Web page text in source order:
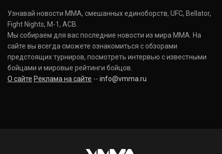
Узнавай новости ММА, смешанных единоборств, UFC, Bellator,
Fight Nights, M-1, ACB.
Мы собираем для вас последние новости из мира ММА. На
сайте вы всегда сможете ознакомиться с обзорами
предстоящих турниров, посмотреть интервью с известными
бойцами и мировые рейтинги бойцов.
О сайте Реклама на сайте -- info@vmma.ru